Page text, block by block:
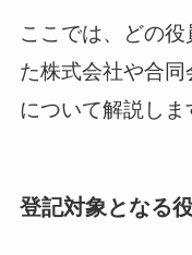
ここでは、どの
た株式会社や合
について解説しま
登記対象となる